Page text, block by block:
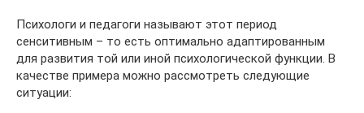
Психологи и педагоги называют этот период
сенситивным – то есть оптимально адаптированным
для развития той или иной психологической функции. В
качестве примера можно рассмотреть следующие
ситуации: